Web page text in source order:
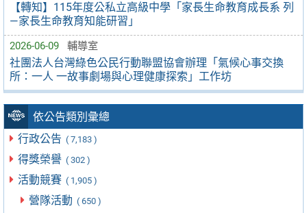
【轉知】115年度公私立高級中學「家長生命教育成長系 列
—家長生命教育知能研習」
2026-06-09 輔導室
社團法人台灣綠色公民行動聯盟協會辦理「氣候心事交換
所：一人 一故事劇場與心理健康探索」工作坊
依公告類別彙總
行政公告 ( 7,183 )
得獎榮譽 ( 302 )
活動競賽 ( 1,905 )
營隊活動 ( 650 )